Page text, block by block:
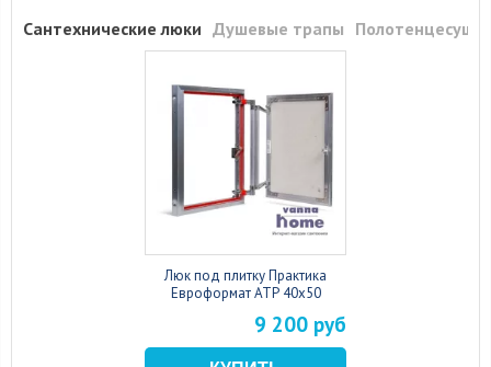
Сантехнические люки Душевые трапы
Люк под плитку Практика
Евроформат АТР 40x50
9 200 руб